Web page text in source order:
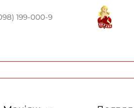
199-000-9